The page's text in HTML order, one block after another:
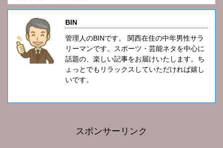
BIN
管理人のBINです。 関西在住の中年男性サラ
リーマンです。スポーツ・芸能ネタを中心に
話題の、楽しい記事をお届けいたします。ち
ょっとでもリラックスしていただければ嬉し
いです。
スポンサーリンク